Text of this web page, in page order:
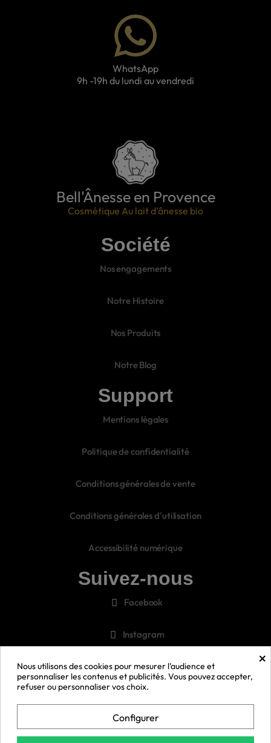
WhatsApp
9h -19h du lundi au vendredi
Bell'Ânesse en Provence
Cosmétique Au lait d'ânesse bio
Société
Nos engagements
Notre Histoire
Nos Produits
Notre Blog
Support
Mentions légales
Politique de confidentialité
Conditions générales de vente
Conditions générales d'utilisation
Accessibilité numérique
Suivez-nous
Facebook
Instagram
Pinterest
Youtube
×
Nous utilisons des cookies pour mesurer l’audience et
personnaliser les contenus et publicités. Vous pouvez accepter,
refuser ou personnaliser vos choix.
Configurer